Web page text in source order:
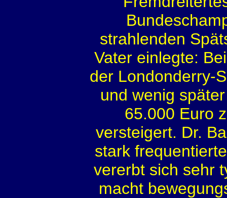
strahlenden
Vater einlegte:
der Londonderry-
und wenig
65.000 Euro
versteigert. Dr.
stark
vererbt sich sehr
macht